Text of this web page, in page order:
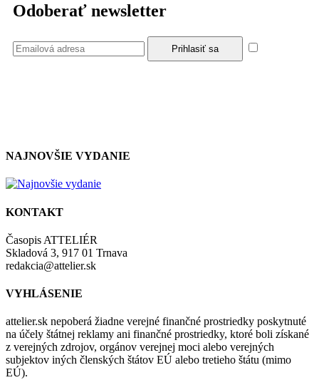
Odoberať newsletter
NAJNOVŠIE VYDANIE
KONTAKT
Časopis ATTELIÉR
Skladová 3, 917 01 Trnava
redakcia@attelier.sk
VYHLÁSENIE
attelier.sk nepoberá žiadne verejné finančné prostriedky poskytnuté
na účely štátnej reklamy ani finančné prostriedky, ktoré boli získané
z verejných zdrojov, orgánov verejnej moci alebo verejných
subjektov iných členských štátov EÚ alebo tretieho štátu (mimo
EÚ).